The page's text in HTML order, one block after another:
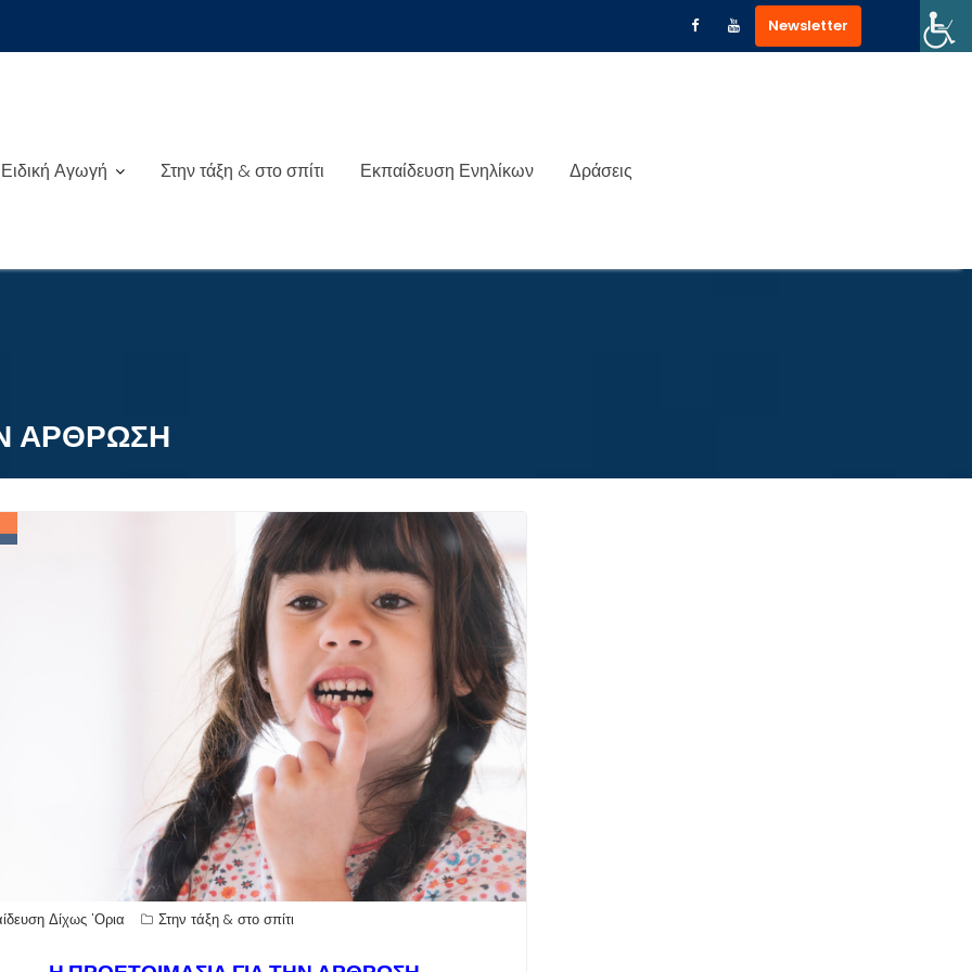
Newsletter
Ειδική Αγωγή Στην τάξη & στο σπίτι Εκπαίδευση Ενηλίκων Δράσεις
ΑΡΘΡΩΣΗ
Δίχως 'Ορια Στην τάξη & στο σπίτι